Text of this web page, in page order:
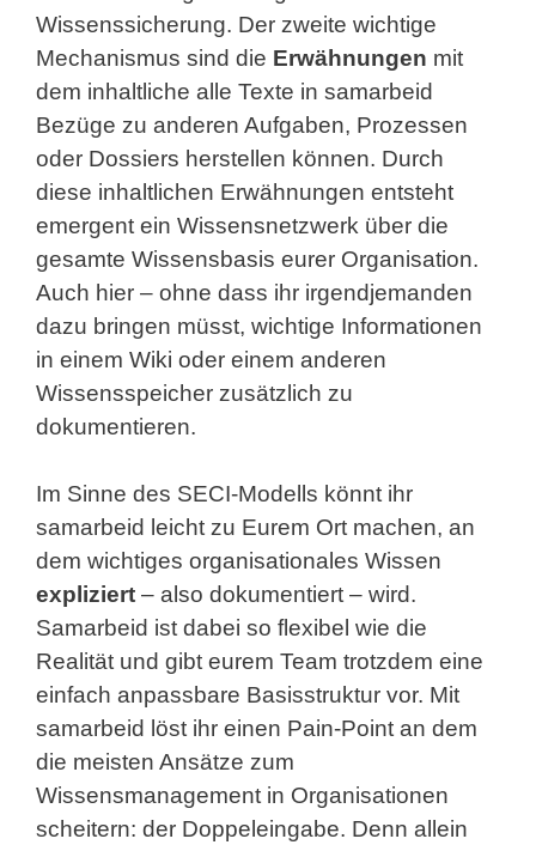
Wissenssicherung. Der zweite wichtige
Mechanismus sind die Erwähnungen mit
dem inhaltliche alle Texte in samarbeid
Bezüge zu anderen Aufgaben, Prozessen
oder Dossiers herstellen können. Durch
diese inhaltlichen Erwähnungen entsteht
emergent ein Wissensnetzwerk über die
gesamte Wissensbasis eurer Organisation.
Auch hier – ohne dass ihr irgendjemanden
dazu bringen müsst, wichtige Informationen
in einem Wiki oder einem anderen
Wissensspeicher zusätzlich zu
dokumentieren.
Im Sinne des SECI-Modells könnt ihr
samarbeid leicht zu Eurem Ort machen, an
dem wichtiges organisationales Wissen
expliziert – also dokumentiert – wird.
Samarbeid ist dabei so flexibel wie die
Realität und gibt eurem Team trotzdem eine
einfach anpassbare Basisstruktur vor. Mit
samarbeid löst ihr einen Pain-Point an dem
die meisten Ansätze zum
Wissensmanagement in Organisationen
scheitern: der Doppeleingabe. Denn allein